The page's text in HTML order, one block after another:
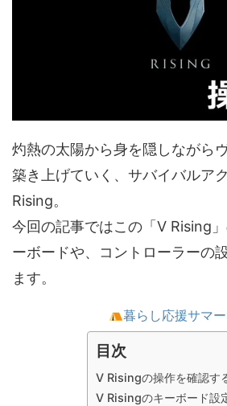
灼熱の太陽から身を隠しながら
築き上げていく、サバイバルア
Rising。
今回の記事ではこの「V Rising
ーボードや、コントローラーの
ます。
暮らし応援サマ
目次
V Risingの操作を確認す
V Risingのキーボード設